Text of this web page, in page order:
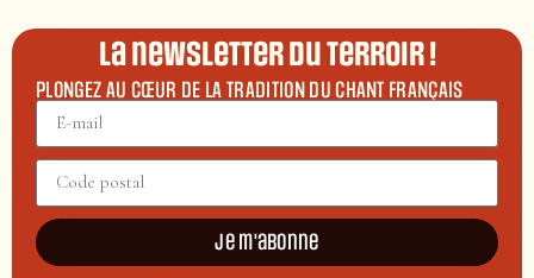
La newsletter du terroir !
PLONGEZ AU CŒUR DE LA TRADITION DU CHANT FRANÇAIS
Je m'abonne